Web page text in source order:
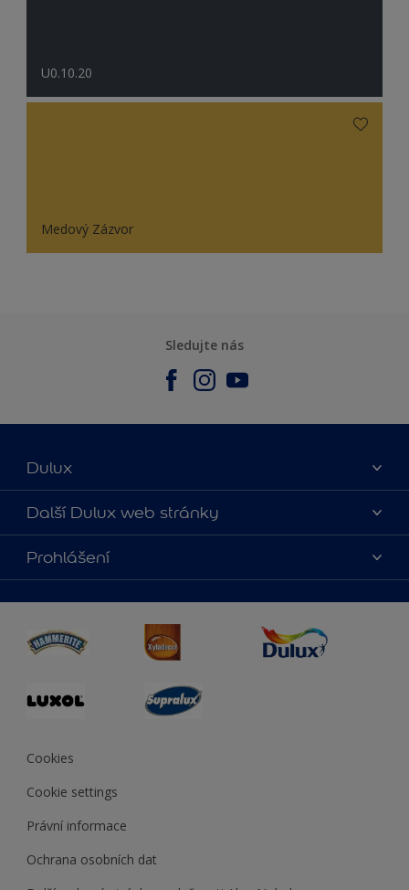
U0.10.20
Medový Zázvor
Sledujte nás
Dulux
O nás
Kontaktujte nás
Najít obchod
Další Dulux web stránky
duluxmalir.cz
duluxmaliar.sk
duluxprodejnabarev.cz
duluxpredajnafarieb.sk
Prohlášení
Cookies
Cookie settings
Právní informace
Ochrana osobních dat